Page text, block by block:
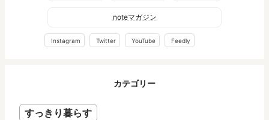
noteマガジン
Instagram Twitter YouTube Feedly
カテゴリー
すっきり暮らす